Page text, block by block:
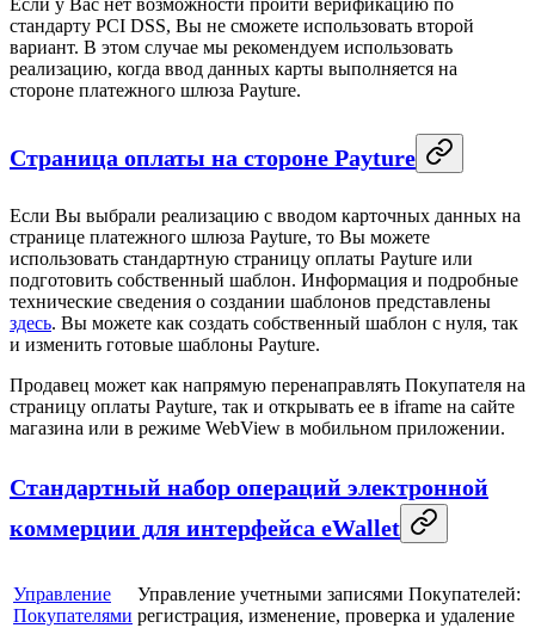
Если у Вас нет возможности пройти верификацию по
стандарту PCI DSS, Вы не сможете использовать второй
вариант. В этом случае мы рекомендуем использовать
реализацию, когда ввод данных карты выполняется на
стороне платежного шлюза Payture.
Страница оплаты на стороне Payture
Если Вы выбрали реализацию с вводом карточных данных на
странице платежного шлюза Payture, то Вы можете
использовать стандартную страницу оплаты Payture или
подготовить собственный шаблон. Информация и подробные
технические сведения о создании шаблонов представлены
здесь. Вы можете как создать собственный шаблон с нуля, так
и изменить готовые шаблоны Payture.
Продавец может как напрямую перенаправлять Покупателя на
страницу оплаты Payture, так и открывать ее в iframe на сайте
магазина или в режиме WebView в мобильном приложении.
Стандартный набор операций электронной
коммерции для интерфейса eWallet
Управление
Покупателями
Управление учетными записями Покупателей:
регистрация, изменение, проверка и удаление